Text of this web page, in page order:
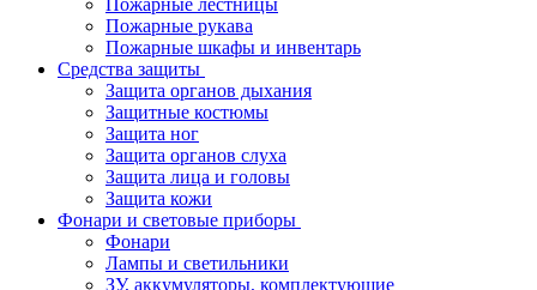
Пожарные лестницы
Пожарные рукава
Пожарные шкафы и инвентарь
Средства защиты
Защита органов дыхания
Защитные костюмы
Защита ног
Защита органов слуха
Защита лица и головы
Защита кожи
Фонари и световые приборы
Фонари
Лампы и светильники
ЗУ, аккумуляторы, комплектующие